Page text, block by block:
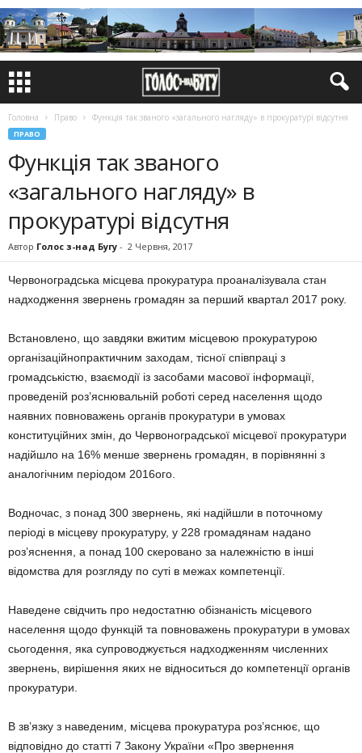
Головна Право Функція так званого «загального нагляду» в прокуратурі відсутня
ПРАВО
Функція так званого
«загального нагляду» в
прокуратурі відсутня
Автор Голос з-над Бугу - 2 Червня, 2017
Червоноградська місцева прокуратура проаналізувала стан
надходження звернень громадян за перший квартал 2017 року.
Встановлено, що завдяки вжитим місцевою прокуратурою
організаційнопрактичним заходам, тісної співпраці з
громадськістю, взаємодії із засобами масової інформації,
проведеній роз’яснювальній роботі серед населення щодо
наявних повноважень органів прокуратури в умовах
конституційних змін, до Червоноградської місцевої прокуратури
надійшло на 16% менше звернень громадян, в порівнянні з
аналогічним періодом 2016ого.
Водночас, з понад 300 звернень, які надійшли в поточному
періоді в місцеву прокуратуру, у 228 громадянам надано
роз’яснення, а понад 100 скеровано за належністю в інші
відомства для розгляду по суті в межах компетенції.
Наведене свідчить про недостатню обізнаність місцевого
населення щодо функцій та повноважень прокуратури в умовах
сьогодення, яка супроводжується надходженням численних
звернень, вирішення яких не відноситься до компетенції органів
прокуратури.
В зв’язку з наведеним, місцева прокуратура роз’яснює, що
відповідно до статті 7 Закону України «Про звернення